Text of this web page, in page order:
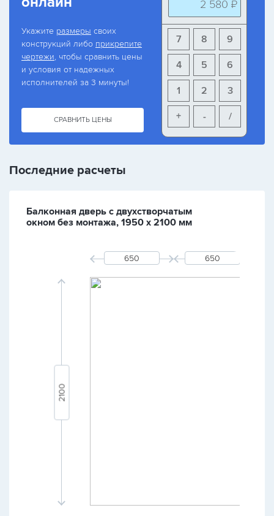
Укажите размеры своих
конструкций либо прикрепите
чертежи, чтобы сравнить цены
и условия от надежных
исполнителей за 3 минуты!
СРАВНИТЬ ЦЕНЫ
2 580 ₽
9
8
7
6
5
4
3
2
1
+ - /
Последние расчеты
Балконная дверь с двухстворчатым
окном без монтажа, 1950 х 2100 мм